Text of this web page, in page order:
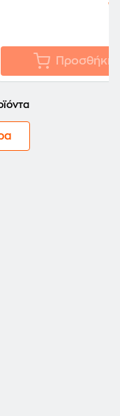
Προσθήκη